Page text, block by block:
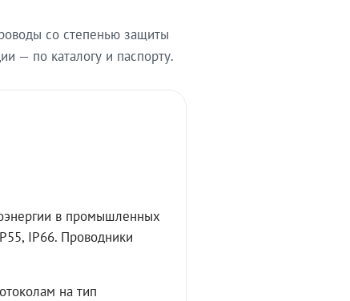
со степенью защиты
— по каталогу и паспорту.
в промышленных
IP66. Проводники
на тип